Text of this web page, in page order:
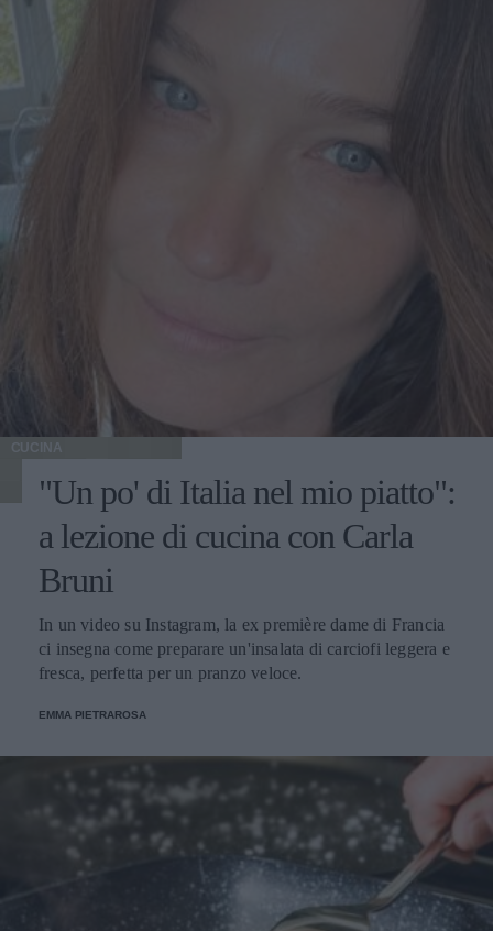
CUCINA
"Un po' di Italia nel mio piatto":
a lezione di cucina con Carla
Bruni
In un video su Instagram, la ex première dame di Francia
ci insegna come preparare un'insalata di carciofi leggera e
fresca, perfetta per un pranzo veloce.
EMMA PIETRAROSA